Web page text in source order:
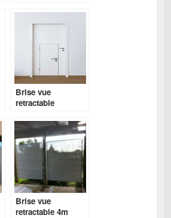
Brise vue
retractable
Brise vue
retractable 4m